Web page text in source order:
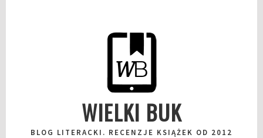
WIELKI BUK
BLOG LITERACKI. RECENZJE KSIĄŻEK OD 2012